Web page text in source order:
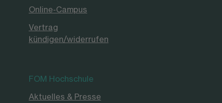
Online-Campus
Vertrag
kündigen/widerrufen
FOM Hochschule
Aktuelles & Presse